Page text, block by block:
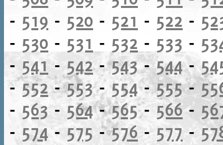
- 519 - 520 - 521 - 522 -
- 530 - 531 - 532 - 533 -
- 541 - 542-543-544-
-552-553-554- 555-
- 563 - 564-565- 566-
- 574 - 575 -576- 577 -